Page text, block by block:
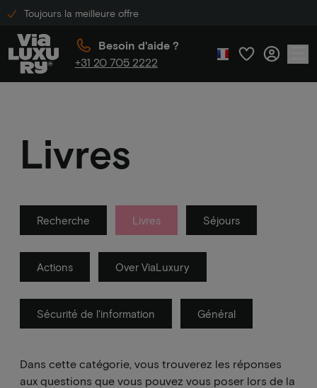
Toujours la meilleure offre
Besoin d'aide ?
+31 20 705 2222
Livres
Recherche Livres Séjours
Actions Over ViaLuxury
Sécurité de l'information Général
Dans cette catégorie, vous trouverez les réponses
aux questions que vous pouvez vous poser lors de la